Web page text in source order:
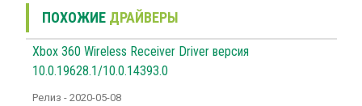
ПОХОЖИЕ ДРАЙВЕРЫ
Xbox 360 Wireless Receiver Driver версия
10.0.19628.1/10.0.14393.0
Релиз - 2020-05-08